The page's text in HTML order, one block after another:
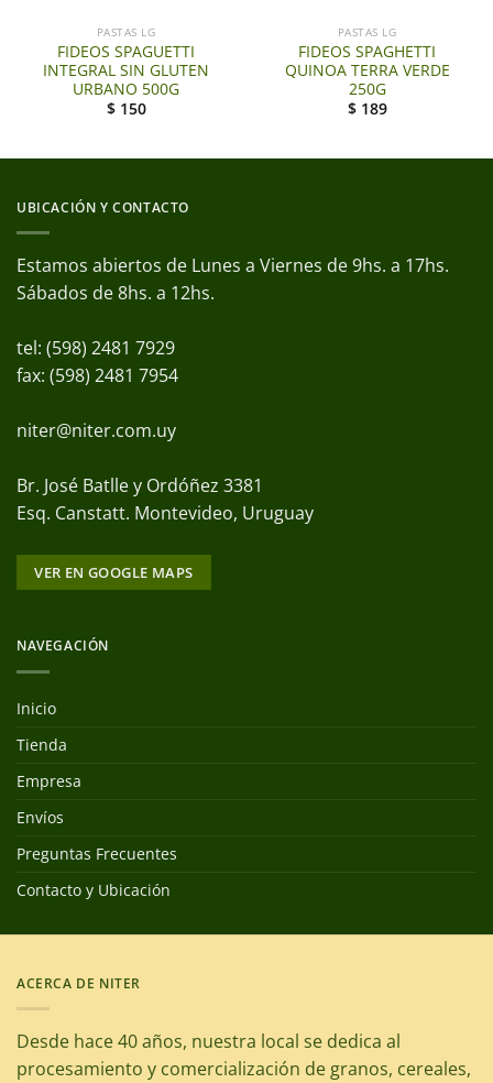
PASTAS LG
FIDEOS SPAGUETTI
INTEGRAL SIN GLUTEN
URBANO 500G
$ 150
PASTAS LG
FIDEOS SPAGHETTI
QUINOA TERRA VERDE
250G
$ 189
UBICACIÓN Y CONTACTO
Estamos abiertos de Lunes a Viernes de 9hs. a 17hs.
Sábados de 8hs. a 12hs.
tel: (598) 2481 7929
fax: (598) 2481 7954
niter@niter.com.uy
Br. José Batlle y Ordóñez 3381
Esq. Canstatt. Montevideo, Uruguay
VER EN GOOGLE MAPS
NAVEGACIÓN
Inicio
Tienda
Empresa
Envíos
Preguntas Frecuentes
Contacto y Ubicación
ACERCA DE NITER
Desde hace 40 años, nuestra local se dedica al
procesamiento y comercialización de granos, cereales,